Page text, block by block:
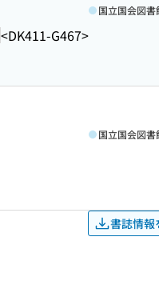
<DK411-G467>
国立国会図書
国立国会図書
書誌情報